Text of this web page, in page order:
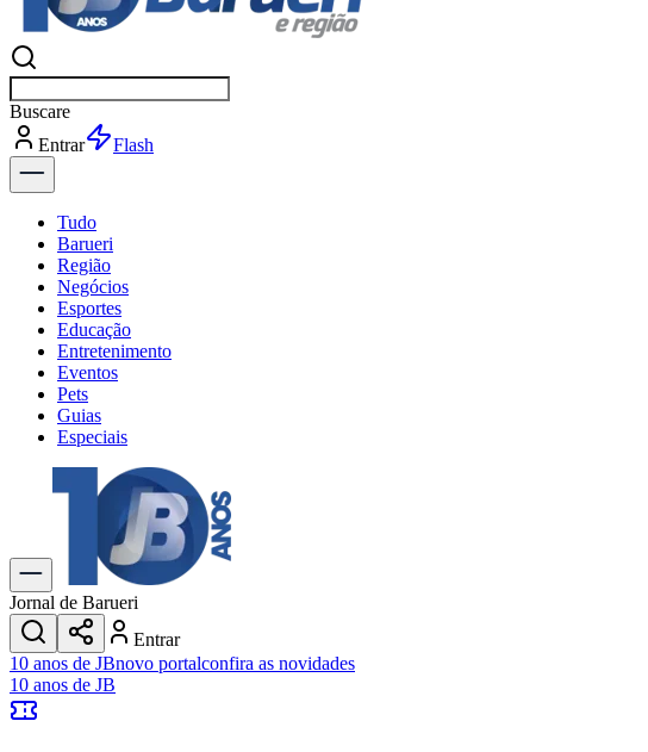
Buscaresportes
Entrar
Flash
Tudo
Barueri
Região
Negócios
Esportes
Educação
Entretenimento
Eventos
Pets
Guias
Especiais
Explore Tudo
Últimas Notícias
Previsão do Tempo
Trânsito e Rotas
Dia a Dia & Lazer
Transportes
Gastronomia
Cinema & Shows
JogosNovo
Jornal de Barueri
Entrar
10 anos de JBnovo portalconfira as novidades
10 anos de JB